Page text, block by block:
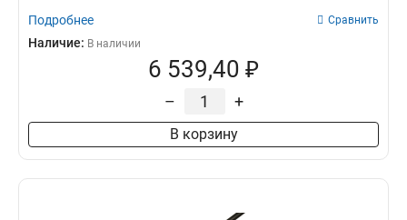
Подробнее Сравнить
Наличие: В наличии
6 539,40 ₽
– +
В корзину